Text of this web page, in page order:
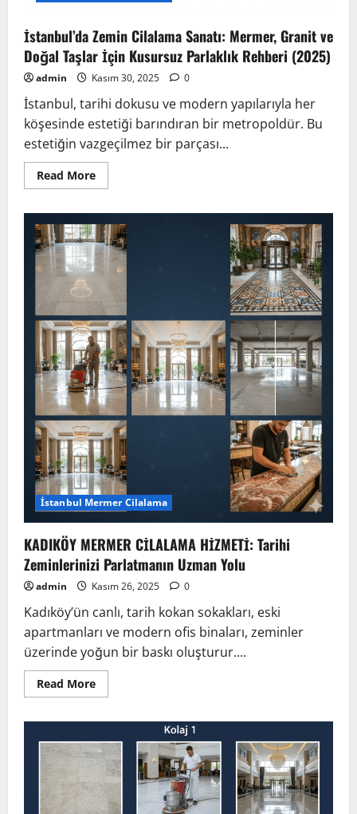
İstanbul’da Zemin Cilalama Sanatı: Mermer, Granit ve
Doğal Taşlar İçin Kusursuz Parlaklık Rehberi (2025)
admin Kasım 30, 2025 0
İstanbul, tarihi dokusu ve modern yapılarıyla her
köşesinde estetiği barındıran bir metropoldür. Bu
estetiğin vazgeçilmez bir parçası...
Read MoreRead
more
Cilalama
Sanatı:
Mermer,
Granit
Doğal
Taşlar
İçin
Kusursuz
Parlaklık
Rehberi
(2025)
İstanbul Mermer Cilalama
KADIKÖY MERMER CİLALAMA HİZMETİ: Tarihi
Zeminlerinizi Parlatmanın Uzman Yolu
admin Kasım 26, 2025 0
Kadıköy’ün canlı, tarih kokan sokakları, eski
apartmanları ve modern ofis binaları, zeminler
üzerinde yoğun bir baskı oluşturur....
Read MoreRead
more
CİLALAMA
HİZMETİ:
Tarihi
Zeminlerinizi
Parlatmanın
Uzman
Yolu